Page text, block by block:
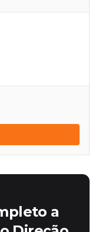
a